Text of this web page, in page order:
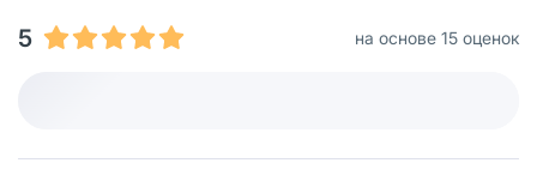
5
на основе 15 оценок